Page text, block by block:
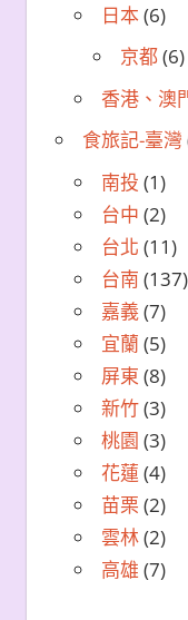
日本(6)
京都(6)
香港、澳
食旅記-臺灣
南投 (1)
台中 (2)
台北 (11)
台南 (137)
嘉義(7)
宜蘭 (5)
屏東 (8)
新竹(3)
桃園 (3)
花蓮 (4)
苗栗 (2)
雲林(2)
高雄 (7)